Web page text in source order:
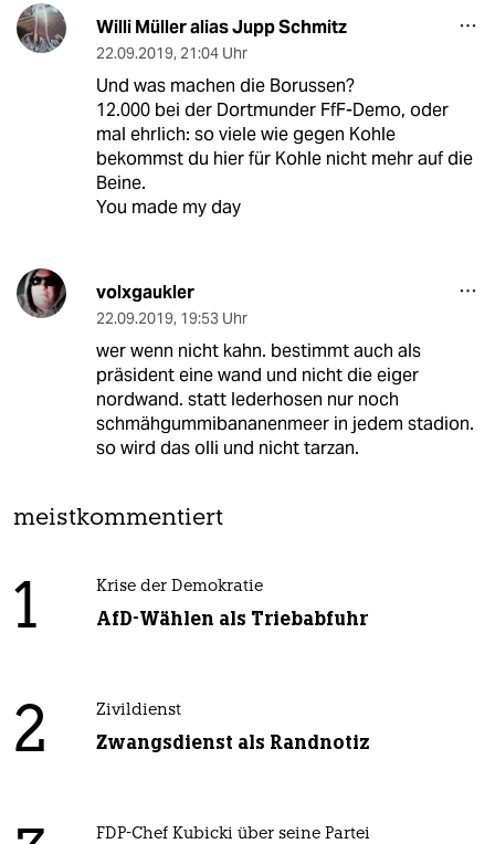
Willi Müller alias Jupp Schmitz
22.09.2019, 21:04 Uhr
Und was machen die Borussen?
12.000 bei der Dortmunder FfF-Demo, oder
mal ehrlich: so viele wie gegen Kohle
bekommst du hier für Kohle nicht mehr auf die
Beine.
You made my day
volxgaukler
22.09.2019, 19:53 Uhr
wer wenn nicht kahn. bestimmt auch als
präsident eine wand und nicht die eiger
nordwand. statt lederhosen nur noch
schmähgummibananenmeer in jedem stadion.
so wird das olli und nicht tarzan.
meistkommentiert
1 Krise der Demokratie
AfD-Wählen als Triebabfuhr
2 Zivildienst
Zwangsdienst als Randnotiz
FDP-Chef Kubicki über seine Partei